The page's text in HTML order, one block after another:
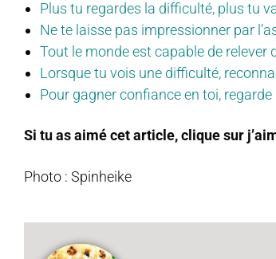
Plus tu regardes la difficulté, plus tu
Ne te laisse pas impressionner par
Tout le monde est capable de
Lorsque tu vois une difficulté,
Pour gagner confiance en toi,
Si tu as aimé cet article, clique sur
Photo : Spinheike